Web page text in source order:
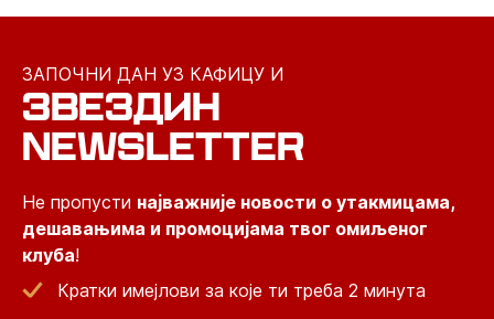
ЗАПОЧНИ ДАН УЗ КАФИЦУ И
ЗВЕЗДИН
NEWSLETTER
Не пропусти најважније новости о утакмицама,
дешавањима и промоцијама твог омиљеног
клуба!
Кратки имејлови за које ти треба 2 минута